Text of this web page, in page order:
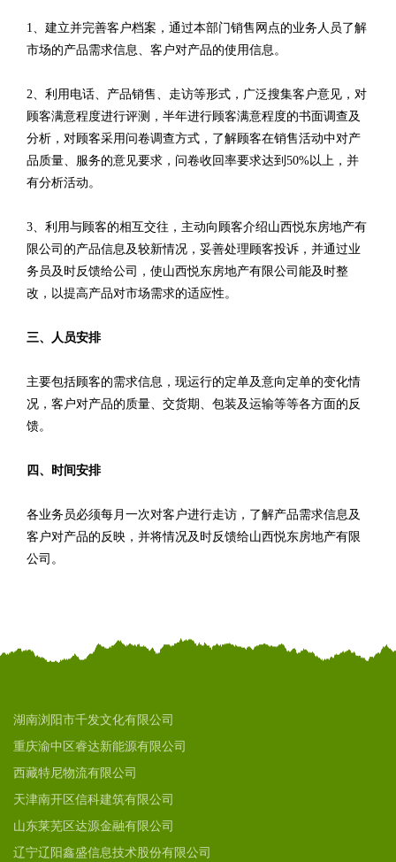
1、建立并完善客户档案，通过本部门销售网点的业务人员了解
市场的产品需求信息、客户对产品的使用信息。
2、利用电话、产品销售、走访等形式，广泛搜集客户意见，对
顾客满意程度进行评测，半年进行顾客满意程度的书面调查及
分析，对顾客采用问卷调查方式，了解顾客在销售活动中对产
品质量、服务的意见要求，问卷收回率要求达到50%以上，并
有分析活动。
3、利用与顾客的相互交往，主动向顾客介绍山西悦东房地产有
限公司的产品信息及较新情况，妥善处理顾客投诉，并通过业
务员及时反馈给公司，使山西悦东房地产有限公司能及时整
改，以提高产品对市场需求的适应性。
三、人员安排
主要包括顾客的需求信息，现运行的定单及意向定单的变化情
况，客户对产品的质量、交货期、包装及运输等等各方面的反
馈。
四、时间安排
各业务员必须每月一次对客户进行走访，了解产品需求信息及
客户对产品的反映，并将情况及时反馈给山西悦东房地产有限
公司。
湖南浏阳市千发文化有限公司
重庆渝中区睿达新能源有限公司
西藏特尼物流有限公司
天津南开区信科建筑有限公司
山东莱芜区达源金融有限公司
辽宁辽阳鑫盛信息技术股份有限公司